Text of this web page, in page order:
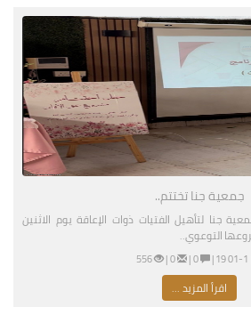
جمعية جنا تختتم..
جنا لتأهيل الفتيات ذوات الإعاقة يوم الاثنين
مساءً |
0 |
0 |
556
اقرأ المزيد ...